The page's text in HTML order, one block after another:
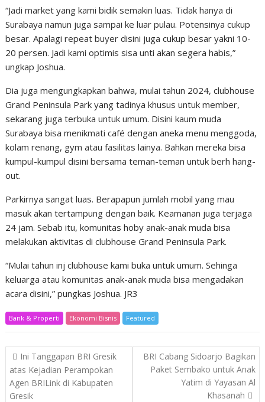
“Jadi market yang kami bidik semakin luas. Tidak hanya di
Surabaya namun juga sampai ke luar pulau. Potensinya cukup
besar. Apalagi repeat buyer disini juga cukup besar yakni 10-
20 persen. Jadi kami optimis sisa unti akan segera habis,”
ungkap Joshua.
Dia juga mengungkapkan bahwa, mulai tahun 2024, clubhouse
Grand Peninsula Park yang tadinya khusus untuk member,
sekarang juga terbuka untuk umum. Disini kaum muda
Surabaya bisa menikmati café dengan aneka menu menggoda,
kolam renang, gym atau fasilitas lainya. Bahkan mereka bisa
kumpul-kumpul disini bersama teman-teman untuk berh hang-
out.
Parkirnya sangat luas. Berapapun jumlah mobil yang mau
masuk akan tertampung dengan baik. Keamanan juga terjaga
24 jam. Sebab itu, komunitas hoby anak-anak muda bisa
melakukan aktivitas di clubhouse Grand Peninsula Park.
“Mulai tahun inj clubhouse kami buka untuk umum. Sehinga
keluarga atau komunitas anak-anak muda bisa mengadakan
acara disini,” pungkas Joshua. JR3
Bank & Properti Ekonomi Bisnis Featured
Post
navigation
Ini Tanggapan BRI Gresik
atas Kejadian Perampokan
Agen BRILink di Kabupaten
Gresik
BRI Cabang Sidoarjo Bagikan
Paket Sembako untuk Anak
Yatim di Yayasan Al
Khasanah